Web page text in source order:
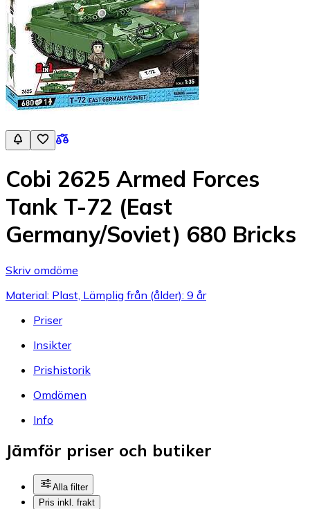
Cobi 2625 Armed Forces
Tank T-72 (East
Germany/Soviet) 680 Bricks
Skriv omdöme
Material: Plast, Lämplig från (ålder): 9 år
Priser
Insikter
Prishistorik
Omdömen
Info
Jämför priser och butiker
Alla filter
Pris inkl. frakt